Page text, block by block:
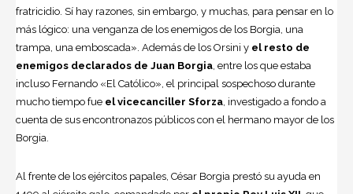
fratricidio. Sí hay razones, sin embargo, y muchas, para pensar en lo
más lógico: una venganza de los enemigos de los Borgia, una
trampa, una emboscada». Además de los Orsini y el resto de
enemigos declarados de Juan Borgia , entre los que estaba
incluso Fernando «El Católico», el principal sospechoso durante
mucho tiempo fue el vicecanciller Sforza , investigado a fondo a
cuenta de sus encontronazos públicos con el hermano mayor de los
Borgia.
Al frente de los ejércitos papales, César Borgia prestó su ayuda en